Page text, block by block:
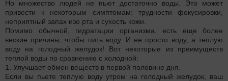
Но множество людей не пьют достаточно воды. Это может
привести к некоторым симптомам: трудности фокусировки,
неприятный запах изо рта и сухость кожи.
Помимо обычной, гидратации организма, есть еще более
веские причины, чтобы пить воду. И не просто воду, а теплую
воду на голодный желудок! Вот некоторые из преимуществ
теплой воды по сравнению с холодной:
1. Улучшает обмен веществ в первой половине дня.
Если вы пьете теплую воду утром на голодный желудок, ваш